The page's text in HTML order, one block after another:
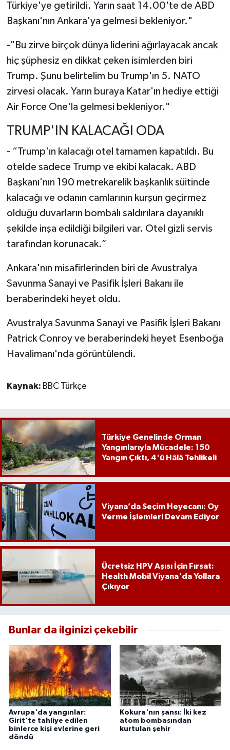
Türkiye'ye getirildi. Yarın saat 14.00'te de ABD
Başkanı'nın Ankara'ya gelmesi bekleniyor."
-"Bu zirve birçok dünya liderini ağırlayacak ancak
hiç şüphesiz en dikkat çeken isimlerden biri
Trump. Şunu belirtelim bu Trump'ın 5. NATO
zirvesi olacak. Yarın buraya Katar'ın hediye ettiği
Air Force One'la gelmesi bekleniyor."
TRUMP'IN KALACAĞI ODA
- “Trump'ın kalacağı otel tamamen kapatıldı. Bu
otelde sadece Trump ve ekibi kalacak. ABD
Başkanı'nın 190 metrekarelik başkanlık süitinde
kalacağı ve odanın camlarının kurşun geçirmez
olduğu duvarların bombalı saldırılara dayanıklı
şekilde inşa edildiği bilgileri var. Otel gizli servis
tarafından korunacak.”
Ankara'nın misafirlerinden biri de Avustralya
Savunma Sanayi ve Pasifik İşleri Bakanı ile
beraberindeki heyet oldu.
Avustralya Savunma Sanayi ve Pasifik İşleri Bakanı
Patrick Conroy ve beraberindeki heyet Esenboğa
Havalimanı'nda görüntülendi.
Kaynak: BBC Türkçe
Türkiye Genelinde Orman
Yangınlarıyla Mücadele: 150
Yangın Çıktı, 4'ü Hâlâ Tehlikeli
Viyana’da Seçim Heyecanı: Oy
Verme İşlemleri Devam Ediyor
Ücretsiz HPV Aşısı İçin Fırsat:
Health Mobil Viyana'da Yollara
Çıkıyor
Bunlar da ilginizi çekebilir
Avrupa'da yangınlar:
Girit'te tahliye edilen
binlerce kişi evlerine geri
döndü
Kokura'nın şansı: İki kez
atom bombasından
kurtulan şehir